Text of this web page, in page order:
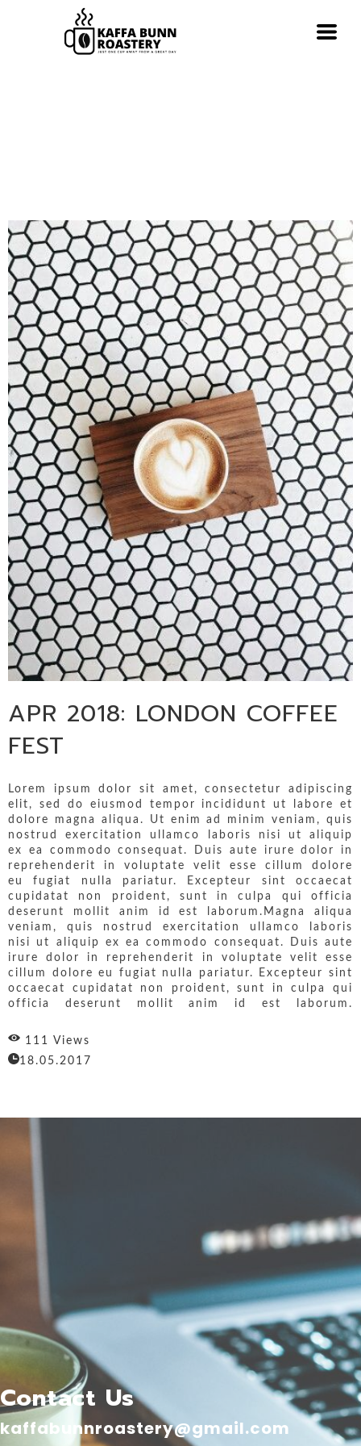
APR 2018: LONDON COFFEE
FEST
Lorem ipsum dolor sit amet, consectetur adipiscing
elit, sed do eiusmod tempor incididunt ut labore et
dolore magna aliqua. Ut enim ad minim veniam, quis
nostrud exercitation ullamco laboris nisi ut aliquip
ex ea commodo consequat. Duis aute irure dolor in
reprehenderit in voluptate velit esse cillum dolore
eu fugiat nulla pariatur. Excepteur sint occaecat
cupidatat non proident, sunt in culpa qui officia
deserunt mollit anim id est laborum.Magna aliqua
veniam, quis nostrud exercitation ullamco laboris
nisi ut aliquip ex ea commodo consequat. Duis aute
irure dolor in reprehenderit in voluptate velit esse
cillum dolore eu fugiat nulla pariatur. Excepteur sint
occaecat cupidatat non proident, sunt in culpa qui
officia deserunt mollit anim id est laborum.
111 Views
18.05.2017
Contact Us
kaffabunnroastery@gmail.com